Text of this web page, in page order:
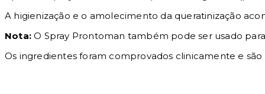
A higienização e o amolecimento da queratinização
Nota: O Spray Prontoman também pode ser usado
Os ingredientes foram comprovados clinicamente e